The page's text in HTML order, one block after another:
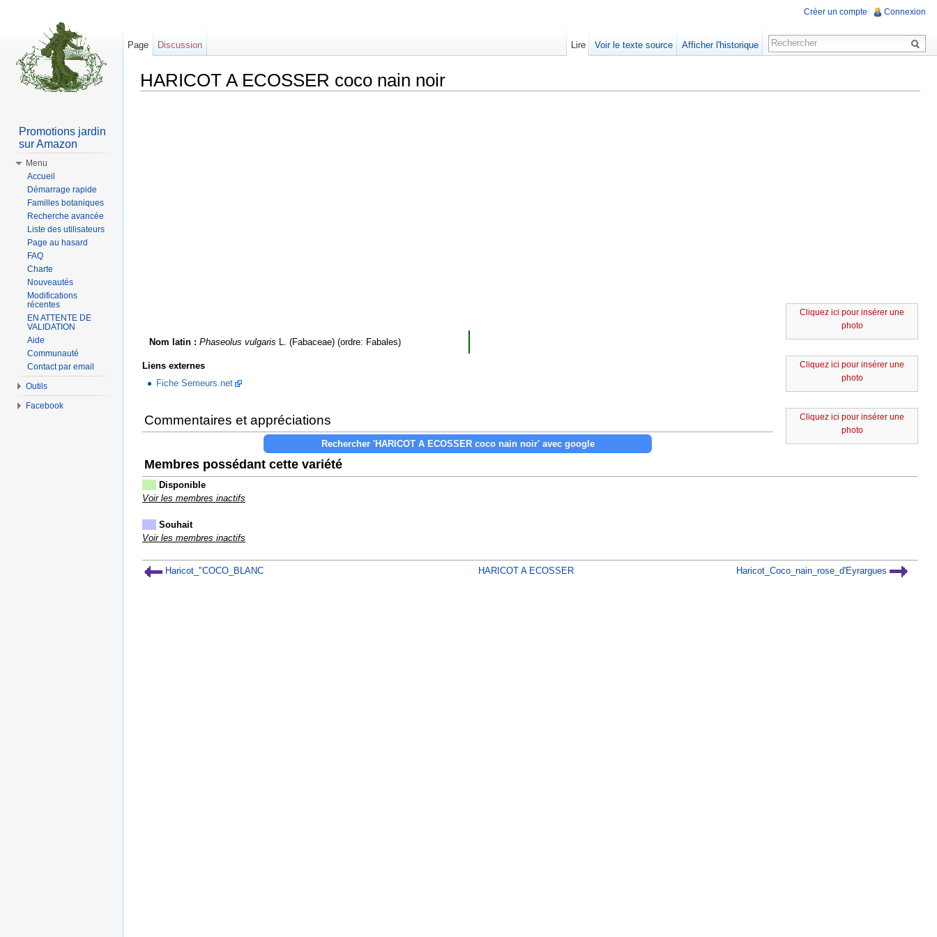
HARICOT A ECOSSER coco nain noir
Cliquez ici pour insérer une
photo
Cliquez ici pour insérer une
photo
Cliquez ici pour insérer une
photo
Nom latin : Phaseolus vulgaris L. (Fabaceae) (ordre: Fabales)
Liens externes
Fiche Semeurs.net
Commentaires et appréciations
Membres possédant cette variété
Disponible
Voir les membres inactifs
Souhait
Voir les membres inactifs
Haricot_"COCO_BLANC HARICOT A ECOSSER Haricot_Coco_nain_rose_d'Eyrargues
Créer un compte Connexion
Page Discussion Lire Voir le texte source Afficher l'historique
Promotions jardin
sur Amazon
Menu
Accueil
Démarrage rapide
Familles botaniques
Recherche avancée
Liste des utilisateurs
Page au hasard
FAQ
Charte
Nouveautés
Modifications
récentes
EN ATTENTE DE
VALIDATION
Aide
Communauté
Contact par email
Outils
Facebook